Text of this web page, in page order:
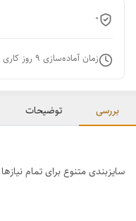
0
زمان آماده‌سازی 9 روز کاری
بررسی توضیحات
سایزبندی متنوع برای تمام نیازها